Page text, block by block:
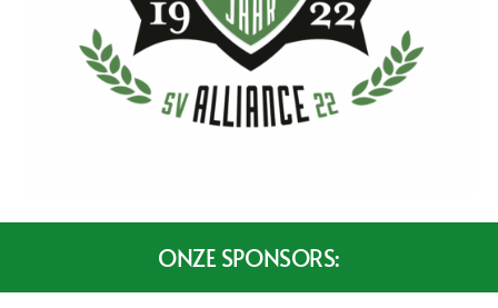
ONZE SPONSORS: